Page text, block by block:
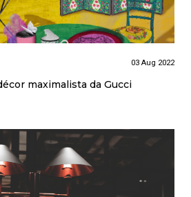
03 Aug 2022
maximalista da Gucci